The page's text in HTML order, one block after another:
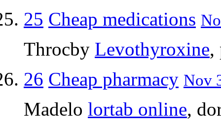
25 Cheap medications
Throcby Levothyroxine,
26 Cheap pharmacy Nov
Madelo lortab online,